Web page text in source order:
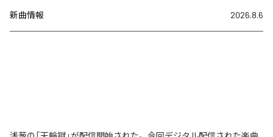
新曲情報 2026.8.6